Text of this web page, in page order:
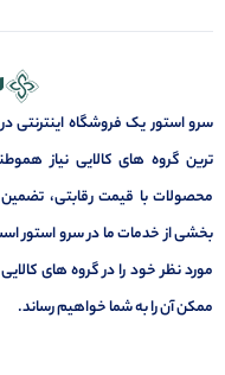
سرو استور یک فروشگاه اینترنتی
ترین گروه های کالایی نیاز
محصولات با قیمت رقابتی،
بخشی از خدمات ما در سرو استور
مورد نظر خود را در گروه های
ممکن آن را به شما خواهیم رساند.